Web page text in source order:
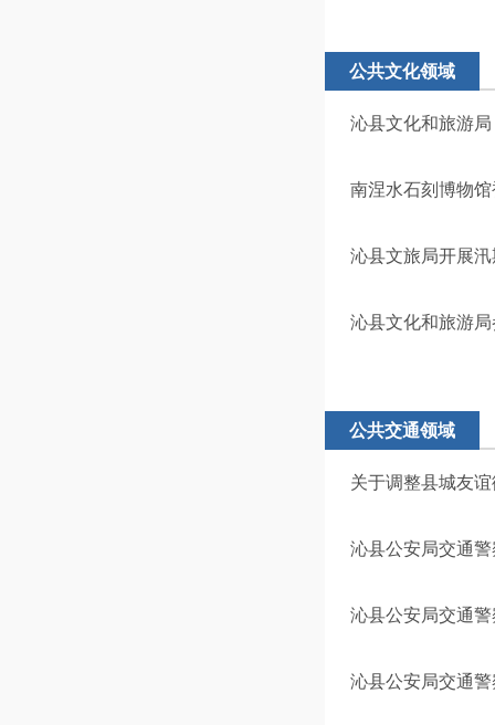
公共文化领域
沁县文化和旅游
南涅水石刻博物
沁县文旅局开展
沁县文化和旅游
公共交通领域
关于调整县城友
沁县公安局交通
沁县公安局交通
沁县公安局交通